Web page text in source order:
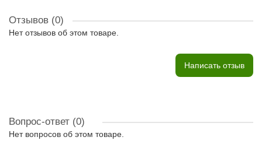
Отзывов (0)
Нет отзывов об этом товаре.
Написать отзыв
Вопрос-ответ (0)
Нет вопросов об этом товаре.